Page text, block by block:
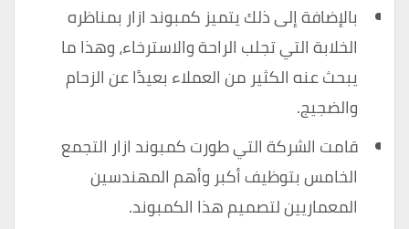
بالإضافة إلى ذلك يتميز كمبوند ازار بمناظره
الخلابة التي تجلب الراحة والاسترخاء، وهذا ما
يبحث عنه الكثير من العملاء بعيدًا عن الزحام
والضجيج.
قامت الشركة التي طورت كمبوند ازار التجمع
الخامس بتوظيف أكبر وأهم المهندسين
المعماريين لتصميم هذا الكمبوند.